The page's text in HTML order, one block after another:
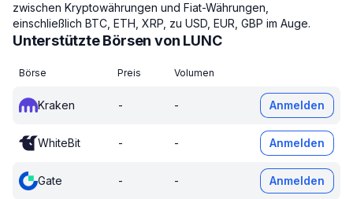
zwischen Kryptowährungen und Fiat-Währungen,
einschließlich BTC, ETH, XRP, zu USD, EUR, GBP im Auge.
Unterstützte Börsen von LUNC
Börse Preis Volumen
Kraken - - Anmelden
WhiteBit - - Anmelden
Gate - - Anmelden